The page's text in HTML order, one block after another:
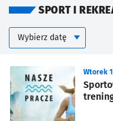
SPORT I
Kalendarium
Wybierz datę
Wtorek